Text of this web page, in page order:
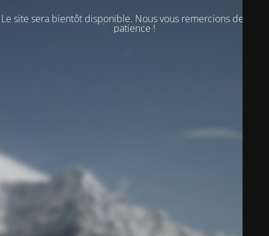
Le site sera bientôt disponible. Nous vous remercions de votre
patience !